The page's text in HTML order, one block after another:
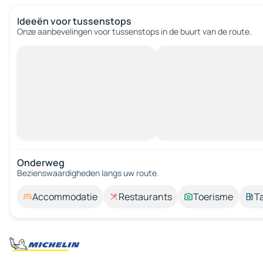
Ideeën voor tussenstops
Onze aanbevelingen voor tussenstops in de buurt van de route.
Onderweg
Bezienswaardigheden langs uw route.
Accommodatie Restaurants Toerisme